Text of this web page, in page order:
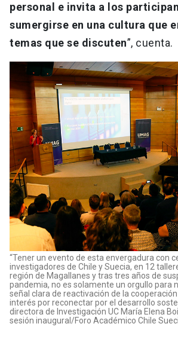
personal e invita a los
sumergirse en una cultura que
temas que se discuten”, cuenta.
“Tener un evento de esta envergadura con
investigadores de Chile y Suecia, en 12
región de Magallanes y tras tres años de
pandemia, no es solamente un orgullo para
señal clara de reactivación de la
interés por reconectar por el desarrollo
directora de Investigación UC María Elena
sesión inaugural/Foro Académico Chile